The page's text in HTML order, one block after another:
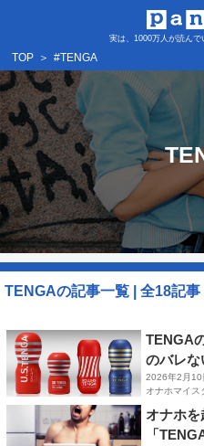
実は、1000万人が読んで
TOP ＞ #TENGA
TENGAの記事一覧 | 全18記事​
TENGA
のバレな
2026年2月10
オナホマイス
オナホを
「